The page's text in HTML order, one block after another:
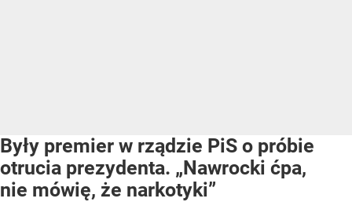
Były premier w rządzie PiS o próbie
otrucia prezydenta. „Nawrocki ćpa,
nie mówię, że narkotyki”